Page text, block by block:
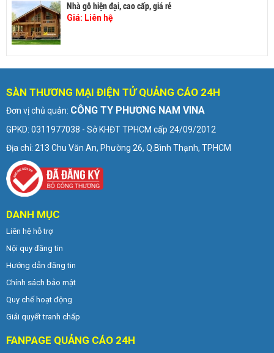
Nhà gỗ hiện đại, cao cấp, giá rẻ
Giá: Liên hệ
SÀN THƯƠNG MẠI ĐIỆN TỬ QUẢNG CÁO 24H
Đơn vị chủ quản: CÔNG TY PHƯƠNG NAM VINA
GPKD: 0311977038 - Sở KHĐT TPHCM cấp 24/09/2012
Địa chỉ: 213 Chu Văn An, Phường 26, Q.Bình Thạnh, TPHCM
DANH MỤC
Liên hệ hỗ trợ
Nội quy đăng tin
Hướng dẫn đăng tin
Chính sách bảo mật
Quy chế hoạt động
Giải quyết tranh chấp
FANPAGE QUẢNG CÁO 24H